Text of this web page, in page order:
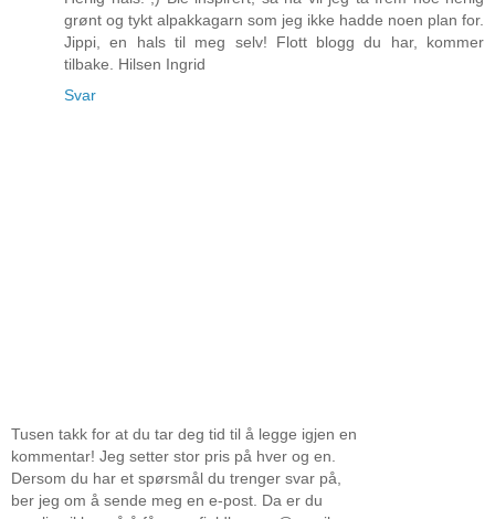
grønt og tykt alpakkagarn som jeg ikke hadde noen plan for.
Jippi, en hals til meg selv! Flott blogg du har, kommer
tilbake. Hilsen Ingrid
Svar
Tusen takk for at du tar deg tid til å legge igjen en
kommentar! Jeg setter stor pris på hver og en.
Dersom du har et spørsmål du trenger svar på,
ber jeg om å sende meg en e-post. Da er du